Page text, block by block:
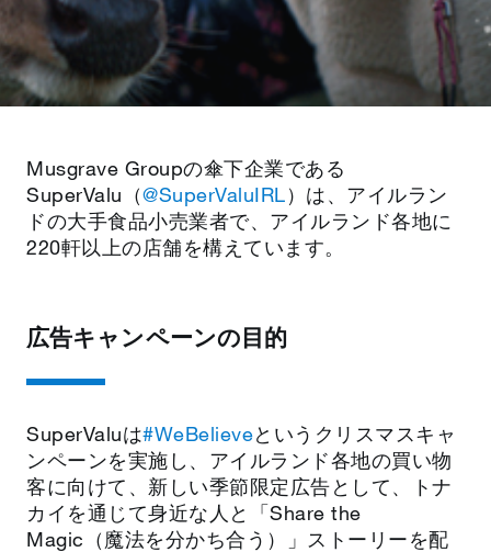
Musgrave Groupの傘下企業である
SuperValu（@SuperValuIRL）は、アイルラン
ドの大手食品小売業者で、アイルランド各地に
220軒以上の店舗を構えています。
広告キャンペーンの目的
SuperValuは#WeBelieveというクリスマスキャ
ンペーンを実施し、アイルランド各地の買い物
客に向けて、新しい季節限定広告として、トナ
カイを通じて身近な人と「Share the
Magic（魔法を分かち合う）」ストーリーを配